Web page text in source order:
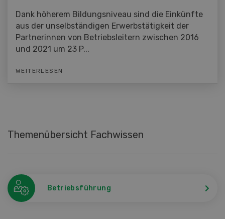
Dank höherem Bildungsniveau sind die Einkünfte
aus der unselbständigen Erwerbstätigkeit der
Partnerinnen von Betriebsleitern zwischen 2016
und 2021 um 23 P...
WEITERLESEN
Themenübersicht Fachwissen
Betriebsführung